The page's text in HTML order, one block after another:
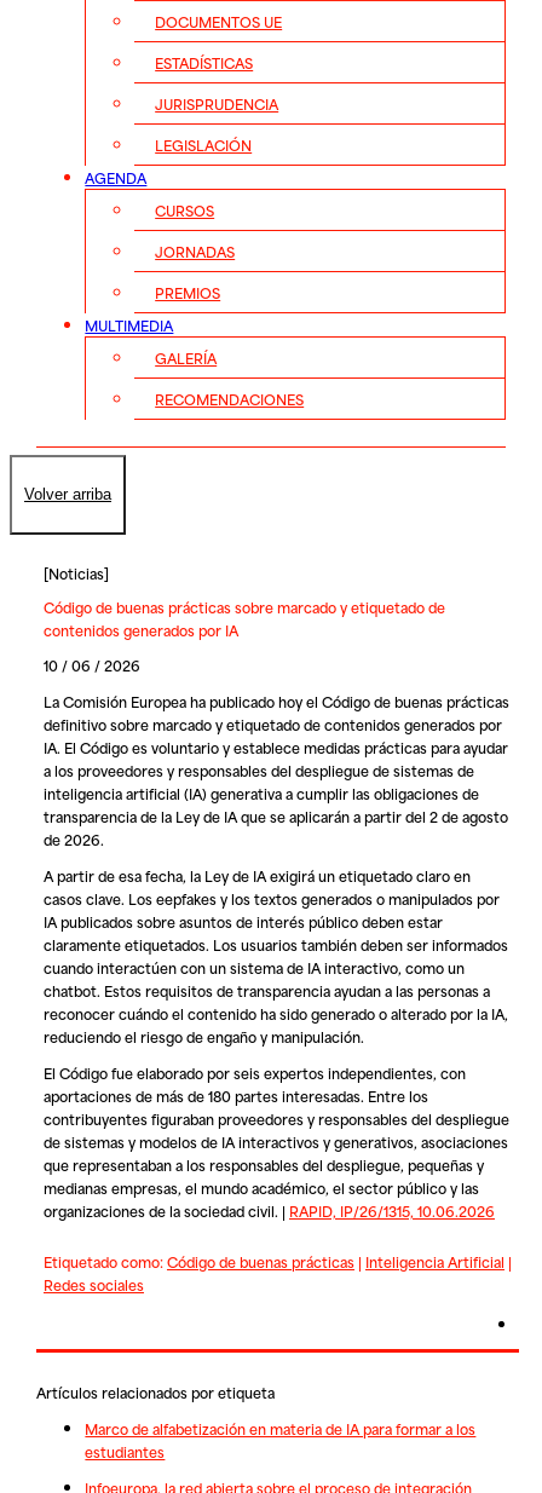
DOCUMENTOS UE
ESTADÍSTICAS
JURISPRUDENCIA
LEGISLACIÓN
AGENDA
CURSOS
JORNADAS
PREMIOS
MULTIMEDIA
GALERÍA
RECOMENDACIONES
Volver arriba
[Noticias]
Código de buenas prácticas sobre marcado y etiquetado de
contenidos generados por IA
10 / 06 / 2026
La Comisión Europea ha publicado hoy el Código de buenas prácticas
definitivo sobre marcado y etiquetado de contenidos generados por
IA. El Código es voluntario y establece medidas prácticas para ayudar
a los proveedores y responsables del despliegue de sistemas de
inteligencia artificial (IA) generativa a cumplir las obligaciones de
transparencia de la Ley de IA que se aplicarán a partir del 2 de agosto
de 2026.
A partir de esa fecha, la Ley de IA exigirá un etiquetado claro en
casos clave. Los eepfakes y los textos generados o manipulados por
IA publicados sobre asuntos de interés público deben estar
claramente etiquetados. Los usuarios también deben ser informados
cuando interactúen con un sistema de IA interactivo, como un
chatbot. Estos requisitos de transparencia ayudan a las personas a
reconocer cuándo el contenido ha sido generado o alterado por la IA,
reduciendo el riesgo de engaño y manipulación.
El Código fue elaborado por seis expertos independientes, con
aportaciones de más de 180 partes interesadas. Entre los
contribuyentes figuraban proveedores y responsables del despliegue
de sistemas y modelos de IA interactivos y generativos, asociaciones
que representaban a los responsables del despliegue, pequeñas y
medianas empresas, el mundo académico, el sector público y las
organizaciones de la sociedad civil. | RAPID, IP/26/1315, 10.06.2026
Etiquetado como:Código de buenas prácticas| Inteligencia Artificial |
Redes sociales
Artículos relacionados por etiqueta
Marco de alfabetización en materia de IA para formar a los
estudiantes
Infoeuropa, la red abierta sobre el proceso de integración